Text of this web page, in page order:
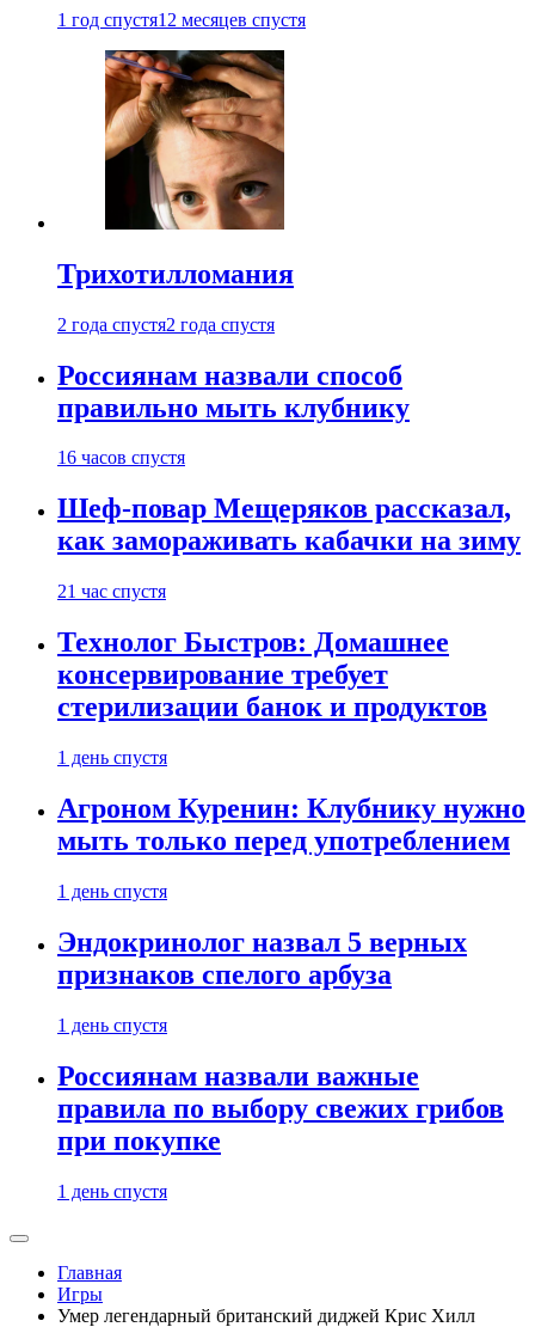
1 год спустя12 месяцев спустя
Трихотилломания
2 года спустя2 года спустя
Россиянам назвали способ
правильно мыть клубнику
16 часов спустя
Шеф-повар Мещеряков рассказал,
как замораживать кабачки на зиму
21 час спустя
Технолог Быстров: Домашнее
консервирование требует
стерилизации банок и продуктов
1 день спустя
Агроном Куренин: Клубнику нужно
мыть только перед употреблением
1 день спустя
Эндокринолог назвал 5 верных
признаков спелого арбуза
1 день спустя
Россиянам назвали важные
правила по выбору свежих грибов
при покупке
1 день спустя
Главная
Игры
Умер легендарный британский диджей Крис Хилл